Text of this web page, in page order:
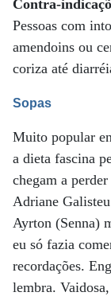
Contra-
Pessoas com
amendoins ou
coriza até
Sopas
Muito popular
a dieta fascina
chegam a
Adriane
Ayrton (Senna)
eu só fazia
recordações.
lembra.